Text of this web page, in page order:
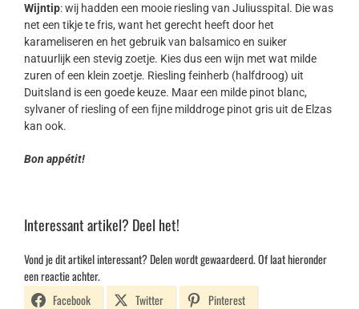
Wijntip: wij hadden een mooie riesling van Juliusspital. Die was
net een tikje te fris, want het gerecht heeft door het
karameliseren en het gebruik van balsamico en suiker
natuurlijk een stevig zoetje. Kies dus een wijn met wat milde
zuren of een klein zoetje. Riesling feinherb (halfdroog) uit
Duitsland is een goede keuze. Maar een milde pinot blanc,
sylvaner of riesling of een fijne milddroge pinot gris uit de Elzas
kan ook.
Bon appétit!
Interessant artikel? Deel het!
Vond je dit artikel interessant? Delen wordt gewaardeerd. Of laat hieronder
een reactie achter.
Facebook
Twitter
Pinterest